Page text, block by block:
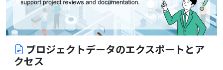
プロジェクトデータのエクスポートとア
クセス